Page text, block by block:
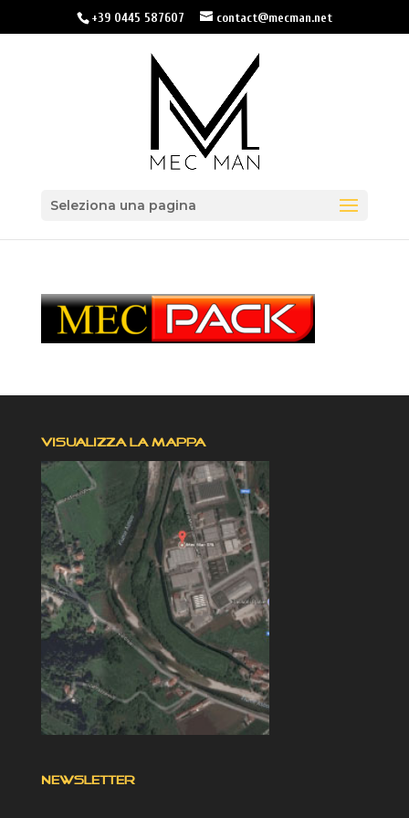
+39 0445 587607 contact@mecman.net
Seleziona una pagina
VISUALIZZA LA MAPPA
NEWSLETTER